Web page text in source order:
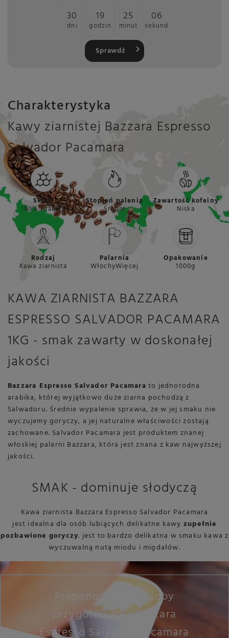
30
dni
19
godzin
25
minut
05
sekund
Sprawdź
Charakterystyka
Kawy ziarnistej Bazzara Espresso
Salvador Pacamara
Skład
100% Arabika
Stopień palenia
Średni
Zawartość kofeiny
Niska
Rodzaj
Kawa ziarnista
Palarnia
WłochyWięcej
Opakowanie
1000g
KAWA ZIARNISTA BAZZARA
ESPRESSO SALVADOR PACAMARA
1KG - smak zawarty w doskonałej
jakości
Bazzara Espresso Salvador Pacamara to jednorodna
arabika, której wyjątkowo duże ziarna pochodzą z
Salwadoru. Średnie wypalenie sprawia, że w jej smaku nie
wyczujemy goryczy, a jej naturalne właściwości zostają
zachowane. Salvador Pacamara jest produktem znanej
włoskiej palarni Bazzara, która jest znana z kaw najwyższej
jakości.
SMAK - dominuje słodyczą
Kawa ziarnista Bazzara Espresso Salvador Pacamara
jest idealna dla osób lubiących delikatne kawy zupełnie
pozbawione goryczy. jest to bardzo delikatna w smaku kawa z
wyczuwalną nutą miodu i migdałów.
Proponowane sposoby
przygotowania Bazzara
Espresso Salvador Pacamara